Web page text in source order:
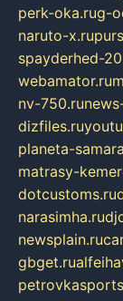
perk-oka.rug-
naruto-x.ru
spayderhed-
webamator.ru
nv-750.ru
dizfiles.ru
planeta-
matrasy-
dotcustoms.ru
narasimha.ru
newsplain.ru
gbget.ru